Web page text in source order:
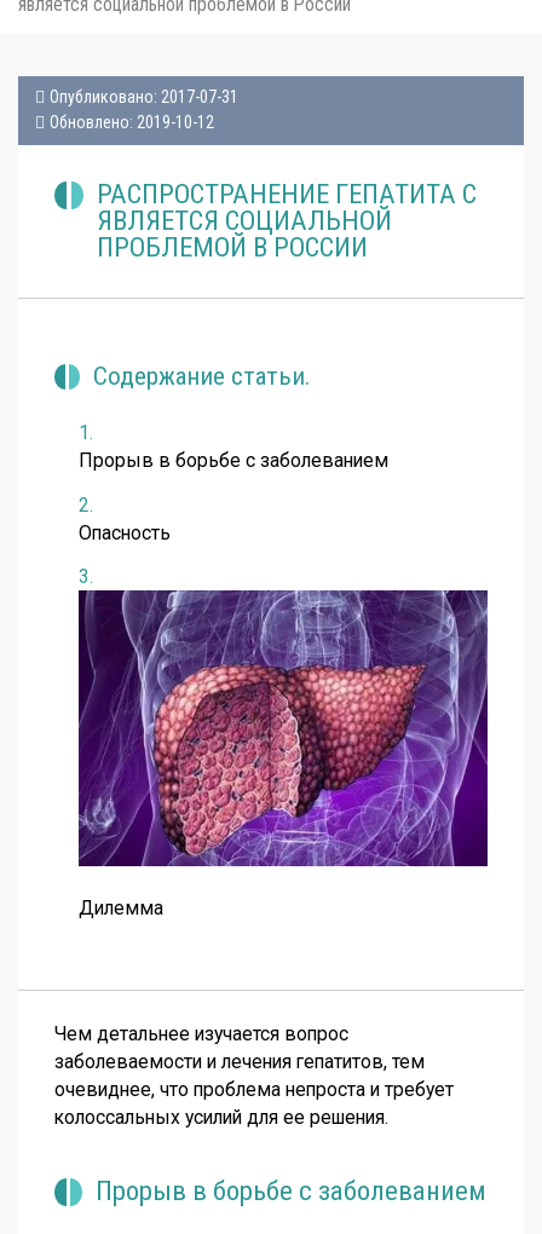
Опубликовано: 2017-07-31
Обновлено: 2019-10-12
РАСПРОСТРАНЕНИЕ ГЕПАТИТА С
ЯВЛЯЕТСЯ СОЦИАЛЬНОЙ
ПРОБЛЕМОЙ В РОССИИ
Содержание статьи.
Прорыв в борьбе с заболеванием
Опасность
Дилемма
Чем детальнее изучается вопрос
заболеваемости и лечения гепатитов, тем
очевиднее, что проблема непроста и требует
колоссальных усилий для ее решения.
Прорыв в борьбе с заболеванием